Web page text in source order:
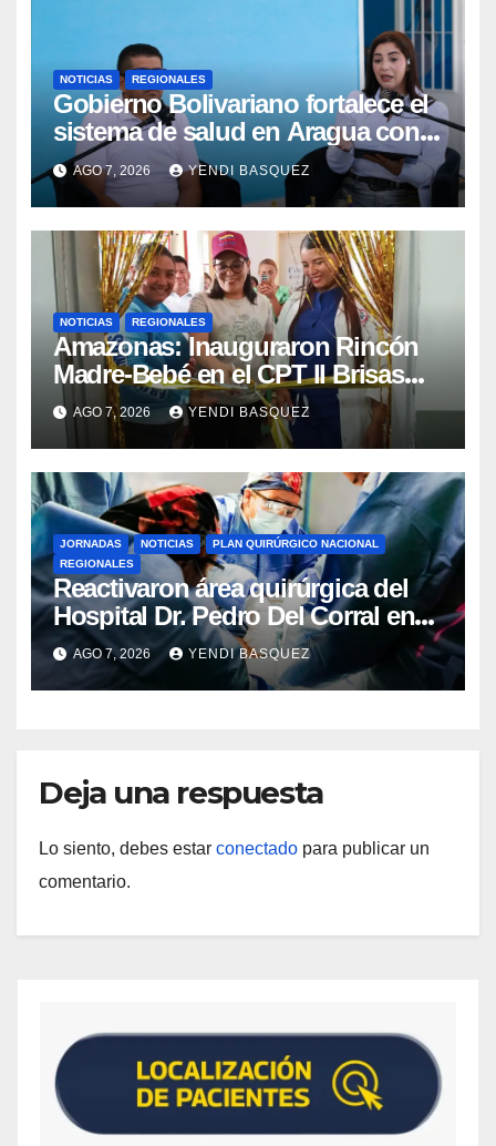
NOTICIAS REGIONALES
Gobierno Bolivariano fortalece el
sistema de salud en Aragua con
la reinauguración del CDI La Mora
AGO 7, 2026 YENDI BASQUEZ
NOTICIAS REGIONALES
​Amazonas: Inauguraron Rincón
Madre-Bebé en el CPT II Brisas
del Aeropuerto ​Inauguraron
Rincón
AGO 7, 2026 YENDI BASQUEZ
JORNADAS NOTICIAS
PLAN QUIRÚRGICO NACIONAL
REGIONALES
Reactivaron área quirúrgica del
Hospital Dr. Pedro Del Corral en
Guárico
AGO 7, 2026 YENDI BASQUEZ
Deja una respuesta
Lo siento, debes estar conectado para publicar un
comentario.